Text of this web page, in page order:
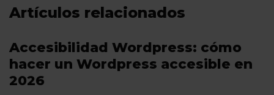
Artículos relacionados
Accesibilidad Wordpress: cómo
hacer un Wordpress accesible en
2026